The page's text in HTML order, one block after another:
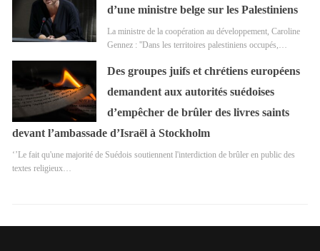
d’une ministre belge sur les Palestiniens
La ministre de la coopération au développement, Caroline
Gennez : ''Dans les territoires palestiniens occupés,…
Des groupes juifs et chrétiens européens
demandent aux autorités suédoises
d’empêcher de brûler des livres saints
devant l’ambassade d’Israël à Stockholm
‘’Le fait qu'une majorité de Suédois soutiennent l'interdiction de brûler en public des
textes religieux…